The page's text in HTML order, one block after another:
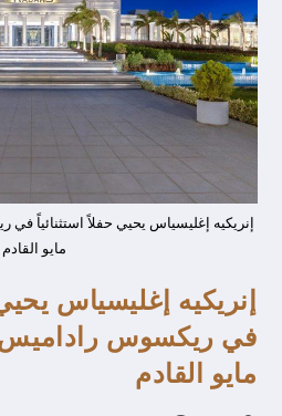
مايو القادم
إنريكيه إغليسياس يحيي
مايو القادم